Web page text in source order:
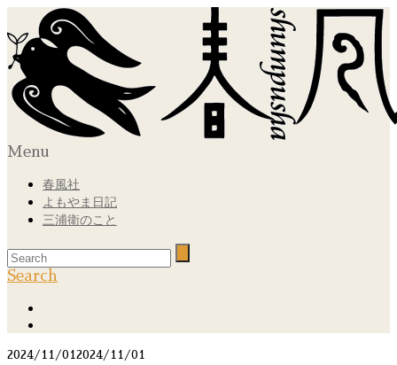
Menu
春風社
よもやま日記
三浦衛のこと
Search
2024/11/01 2024/11/01